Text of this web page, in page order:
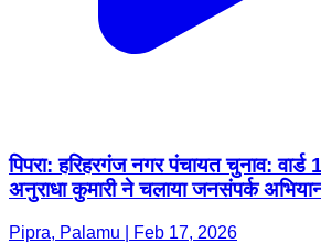
पिपरा: हरिहरगंज नगर पंचायत चुनाव: वार्ड
अनुराधा कुमारी ने चलाया जनसंपर्क
Pipra, Palamu | Feb 17, 2026